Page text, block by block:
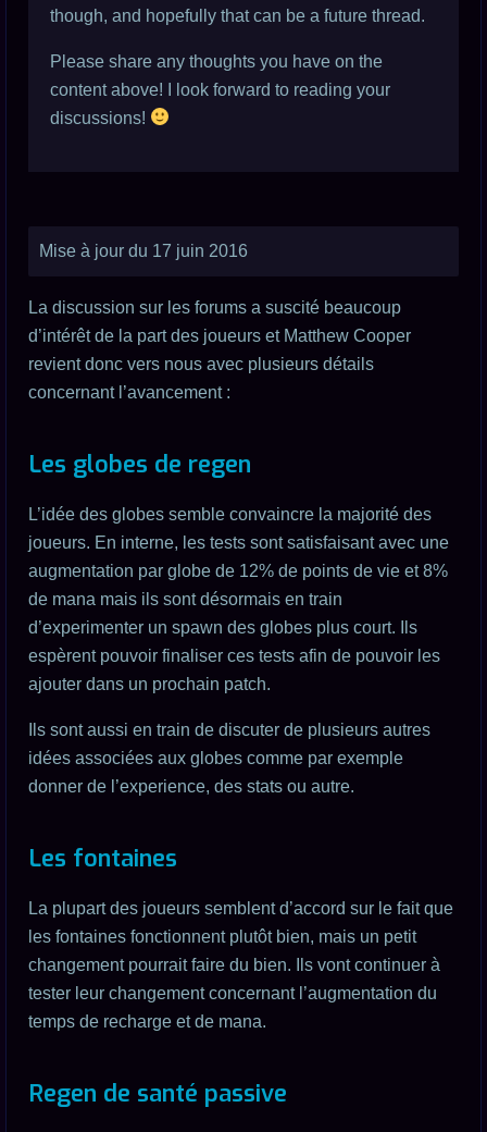
though, and hopefully that can be a future thread.
Please share any thoughts you have on the
content above! I look forward to reading your
discussions!
Mise à jour du 17 juin 2016
La discussion sur les forums a suscité beaucoup
d’intérêt de la part des joueurs et Matthew Cooper
revient donc vers nous avec plusieurs détails
concernant l’avancement :
Les globes de regen
L’idée des globes semble convaincre la majorité des
joueurs. En interne, les tests sont satisfaisant avec une
augmentation par globe de 12% de points de vie et 8%
de mana mais ils sont désormais en train
d’experimenter un spawn des globes plus court. Ils
espèrent pouvoir finaliser ces tests afin de pouvoir les
ajouter dans un prochain patch.
Ils sont aussi en train de discuter de plusieurs autres
idées associées aux globes comme par exemple
donner de l’experience, des stats ou autre.
Les fontaines
La plupart des joueurs semblent d’accord sur le fait que
les fontaines fonctionnent plutôt bien, mais un petit
changement pourrait faire du bien. Ils vont continuer à
tester leur changement concernant l’augmentation du
temps de recharge et de mana.
Regen de santé passive